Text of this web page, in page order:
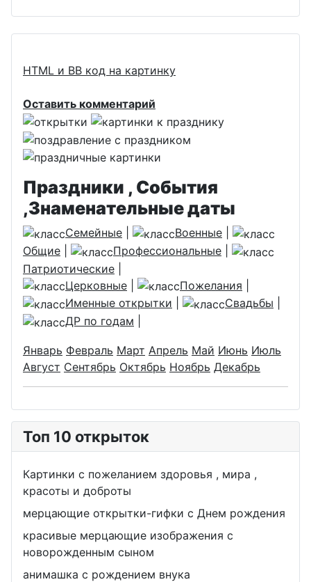
HTML и BB код на картинку
Оставить комментарий
Праздники , События
,Знаменательные даты
Семейные Военные
Общие
Профессиональные
Патриотические
Церковные
Пожелания
Именные открытки
Свадьбы
ДР по годам
Январь Февраль Март Апрель Май Июнь Июль
Август Сентябрь Октябрь Ноябрь Декабрь
Топ 10 открыток
Картинки с пожеланием здоровья , мира ,
красоты и доброты
мерцающие открытки-гифки с Днем рождения
красивые мерцающие изображения с
новорожденным сыном
анимашка с рождением внука